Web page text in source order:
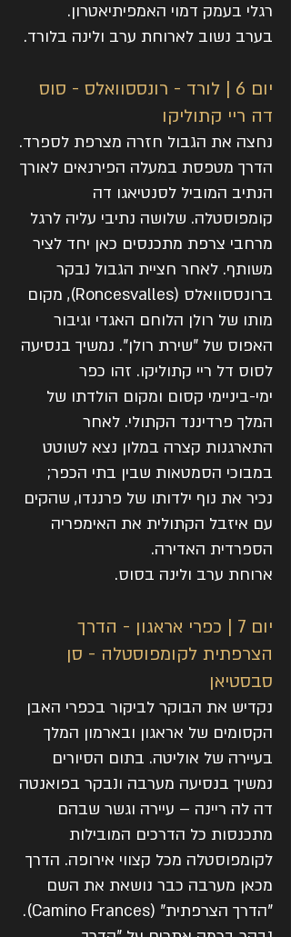
רגלי בעמק דמוי האמפיתיאטרון.
בערב נשוב לארוחת ערב ולינה בלורד.
יום 6 | לורד - רונססוואלס - סוס
דה ריי קתוליקו
נחצה את הגבול חזרה מצרפת לספרד.
הדרך מטפסת במעלה הפירנאים לאורך
הנתיב המוביל לסנטיאגו דה
קומפוסטלה. שלושה נתיבי עליה לרגל
מרחבי צרפת מתכנסים כאן יחד לציר
משותף. לאחר חציית הגבול נבקר
ברונססוואלס (Roncesvalles), מקום
מותו של רולן הלוחם האגדי וגיבור
האפוס של "שירת רולן". נמשיך בנסיעה
לסוס דל ריי קתוליקו. זהו כפר
ימי-ביניימי קסום ומקום הולדתו של
המלך פרדיננד הקתולי. לאחר
התארגנות קצרה במלון נצא לשוטט
במבוכי הסמטאות שבין בתי הכפר;
נכיר את נוף ילדותו של פרננדו, שהקים
עם איזבל הקתולית את האימפריה
הספרדית האדירה.
ארוחת ערב ולינה בסוס.
יום 7 | כפרי אראגון - הדרך
הצרפתית לקומפוסטלה - סן
סבסטיאן
נקדיש את הבוקר לביקור בכפרי האבן
הקסומים של אראגון ובארמון המלך
בעיירה של אוליטה. בתום הסיורים
נמשיך בנסיעה מערבה ונבקר בפואנטה
דה לה ריינה – עיירה וגשר שבהם
מתכנסות כל הדרכים המובילות
לקומפוסטלה מכל קצווי אירופה. הדרך
מכאן מערבה כבר נושאת את השם
"הדרך הצרפתית" (Camino Frances).